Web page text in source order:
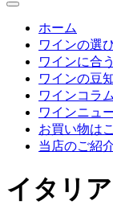
ホーム
ワインの選
ワインに合
ワインの豆
ワインコラム
ワインニュ
お買い物は
当店のご紹
イタリ